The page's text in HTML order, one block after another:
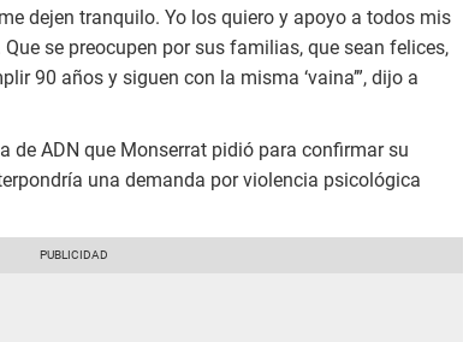
dejen tranquilo. Yo los quiero y apoyo a todos mis
se preocupen por sus familias, que sean felices,
90 años y siguen con la misma ‘vaina’”, dijo a
de ADN que Monserrat pidió para confirmar su
una demanda por violencia psicológica